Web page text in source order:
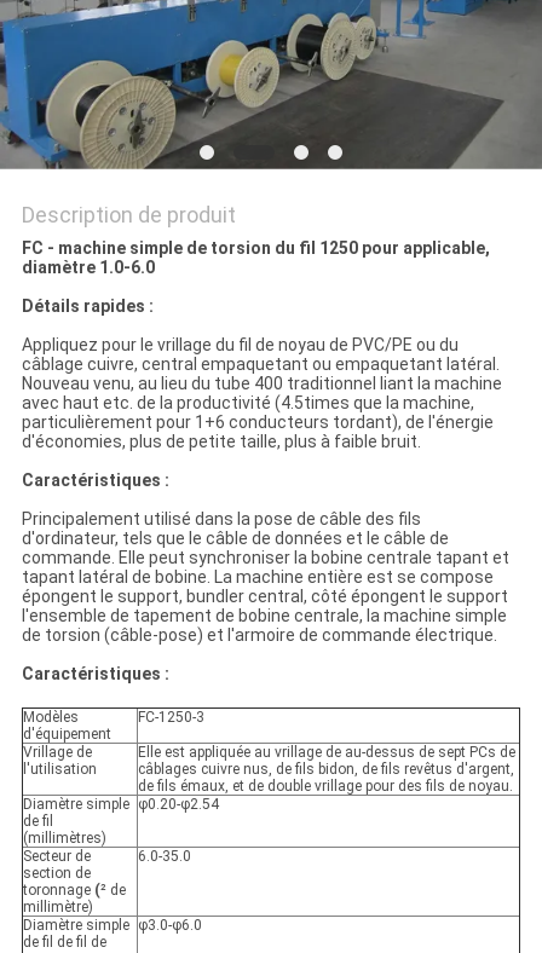
AFFAIRES
PLAN
DU
SITE
PRIVACY
POLICY
Description de produit
FC - machine simple de torsion du fil 1250 pour applicable,
diamètre 1.0-6.0
Détails rapides :
Appliquez pour le vrillage du fil de noyau de PVC/PE ou du
câblage cuivre, central empaquetant ou empaquetant latéral.
Nouveau venu, au lieu du tube 400 traditionnel liant la machine
avec haut etc. de la productivité (4.5times que la machine,
particulièrement pour 1+6 conducteurs tordant), de l'énergie
d'économies, plus de petite taille, plus à faible bruit.
Caractéristiques :
Principalement utilisé dans la pose de câble des fils
d'ordinateur, tels que le câble de données et le câble de
commande. Elle peut synchroniser la bobine centrale tapant et
tapant latéral de bobine. La machine entière est se compose
épongent le support, bundler central, côté épongent le support
l'ensemble de tapement de bobine centrale, la machine simple
de torsion (câble-pose) et l'armoire de commande électrique.
Caractéristiques :
Modèles
d'équipement
FC-1250-3
Vrillage de
l'utilisation
Elle est appliquée au vrillage de au-dessus de sept PCs de
câblages cuivre nus, de fils bidon, de fils revêtus d'argent,
de fils émaux, et de double vrillage pour des fils de noyau.
Diamètre simple
de fil
(millimètres)
φ0.20-φ2.54
Secteur de
section de
toronnage (² de
millimètre)
6.0-35.0
Diamètre simple
de fil de fil de
φ3.0-φ6.0